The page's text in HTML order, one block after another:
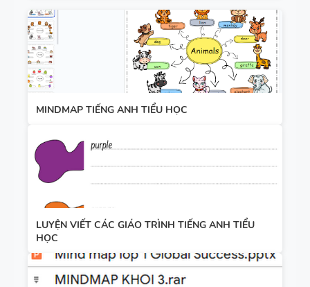
MINDMAP TIẾNG ANH TIỂU HỌC
LUYỆN VIẾT CÁC GIÁO TRÌNH TIẾNG ANH TIỂU
HỌC